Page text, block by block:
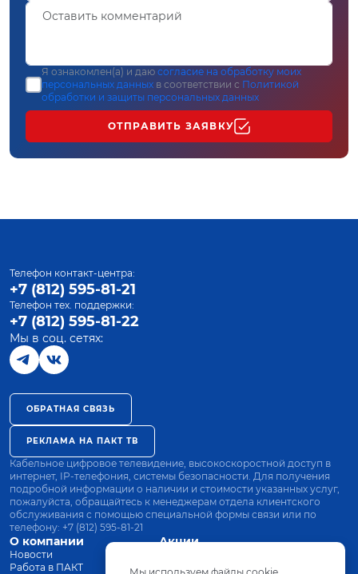
Я ознакомлен(а) и даю согласие на обработку моих
персональных данных в соответствии с Политикой
обработки и защиты персональных данных
ОТПРАВИТЬ ЗАЯВКУ
О компании
Новости
Работа в ПАКТ
Акции
Оплата
Телефон контакт-центра:
+7 (812) 595-81-21
Телефон тех. поддержки:
+7 (812) 595-81-22
Мы в соц. сетях:
ОБРАТНАЯ СВЯЗЬ
РЕКЛАМА НА ПАКТ ТВ
Кабельное цифровое телевидение, высокоскоростной доступ в
интернет, IP-телефония, системы безопасности. Для получения
подробной информации о наличии и стоимости указанных услуг,
пожалуйста, обращайтесь к менеджерам отдела клиентского
обслуживания с помощью специальной формы связи или по
телефону: +7 (812) 595-81-21